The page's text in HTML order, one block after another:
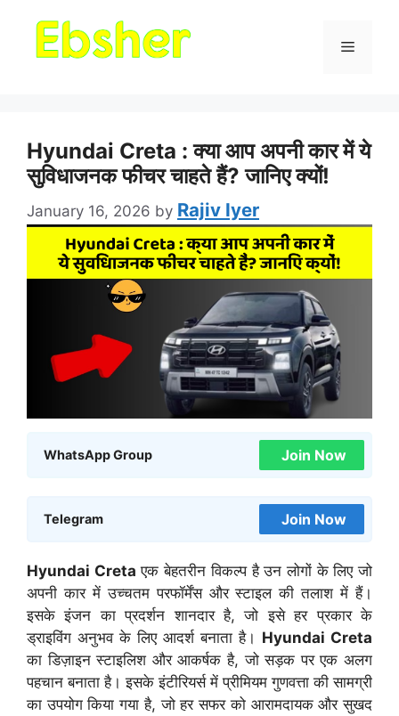
Hyundai Creta : क्या आप अपनी कार में ये
सुविधाजनक फीचर चाहते हैं? जानिए क्यों!
January 16, 2026 by Rajiv Iyer
WhatsApp Group Join Now
Telegram Join Now
Hyundai Creta एक बेहतरीन विकल्प है उन लोगों के लिए जो
अपनी कार में उच्चतम परफॉर्मेंस और स्टाइल की तलाश में हैं।
इसके इंजन का प्रदर्शन शानदार है, जो इसे हर प्रकार के
ड्राइविंग अनुभव के लिए आदर्श बनाता है। Hyundai Creta
का डिज़ाइन स्टाइलिश और आकर्षक है, जो सड़क पर एक अलग
पहचान बनाता है। इसके इंटीरियर्स में प्रीमियम गुणवत्ता की सामग्री
का उपयोग किया गया है, जो हर सफर को आरामदायक और सुखद